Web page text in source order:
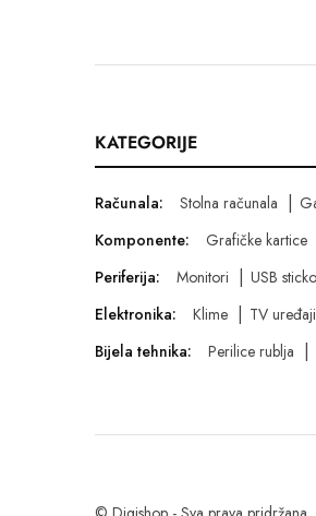
KATEGORIJE
Računala: Stolna računala
Komponente:
Grafičke kartice
Periferija:
Monitori USB
Elektronika:
Klime TV uređaji
Bijela tehnika:
Perilice rublja